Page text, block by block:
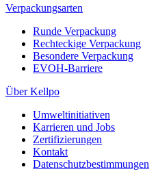
Verpackungsarten
Runde Verpackung
Rechteckige Verpackung
Besondere Verpackung
EVOH-Barriere
Über Kellpo
Umweltinitiativen
Karrieren und Jobs
Zertifizierungen
Kontakt
Datenschutzbestimmungen